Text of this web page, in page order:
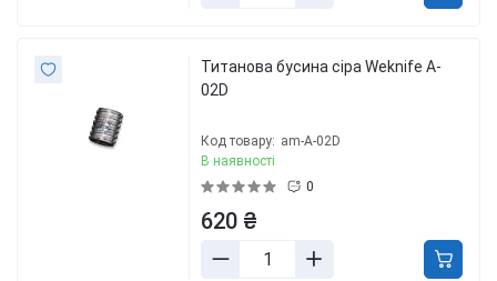
Титанова бусина сіра Weknife A-
02D
Код товару: am-A-02D
В наявності
0
620 ₴